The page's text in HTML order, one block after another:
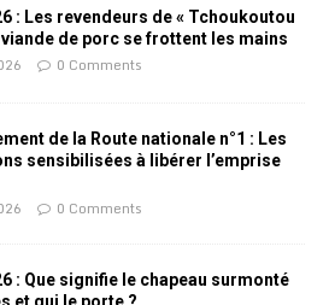
: Les revendeurs de « Tchoukoutou
viande de porc se frottent les mains
0 Comments
de la Route nationale n°1 : Les
sensibilisées à libérer l’emprise
0 Comments
: Que signifie le chapeau surmonté
et qui le porte ?